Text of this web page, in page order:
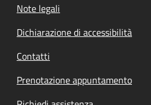
Note legali
Dichiarazione di accessibilità
Contatti
Prenotazione appuntamento